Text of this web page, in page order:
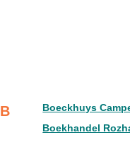
B
Boeckhuys
Boekhandel